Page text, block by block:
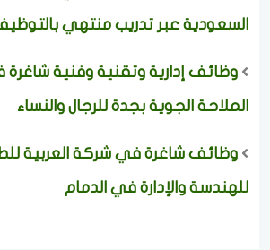
السعودية عبر تدريب منتهي
وظائف إدارية وتقنية وفنية
الملاحة الجوية بجدة للرجال والنساء
وظائف شاغرة في شركة العربية
للهندسة والإدارة في الدمام